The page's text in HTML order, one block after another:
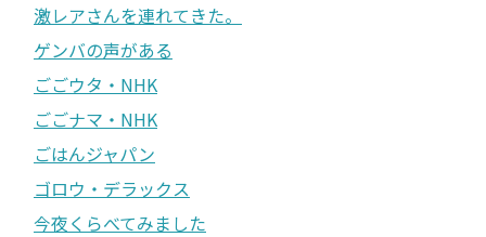
激レアさんを連れてきた。
ゲンバの声がある
ごごウタ・NHK
ごごナマ・NHK
ごはんジャパン
ゴロウ・デラックス
今夜くらべてみました